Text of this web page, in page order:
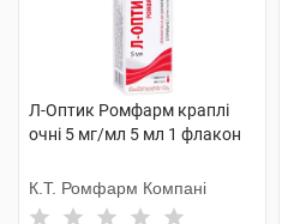
Л-Оптик Ромфарм краплі
очні 5 мг/мл 5 мл 1 флакон
К.Т. Ромфарм Компані